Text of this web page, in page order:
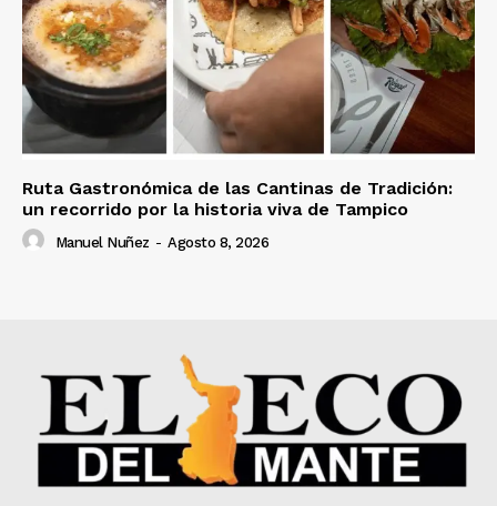
Ruta Gastronómica de las Cantinas de Tradición:
un recorrido por la historia viva de Tampico
Manuel Nuñez - Agosto 8, 2026